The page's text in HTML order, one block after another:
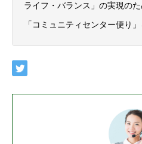
ライフ・バランス」の実現の
「コミュニティセンター便り